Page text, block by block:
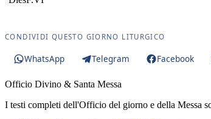
CONDIVIDI QUESTO GIORNO LITURGICO
WhatsApp Telegram Facebook
Officio Divino & Santa Messa
I testi completi dell'Officio del giorno e della Messa